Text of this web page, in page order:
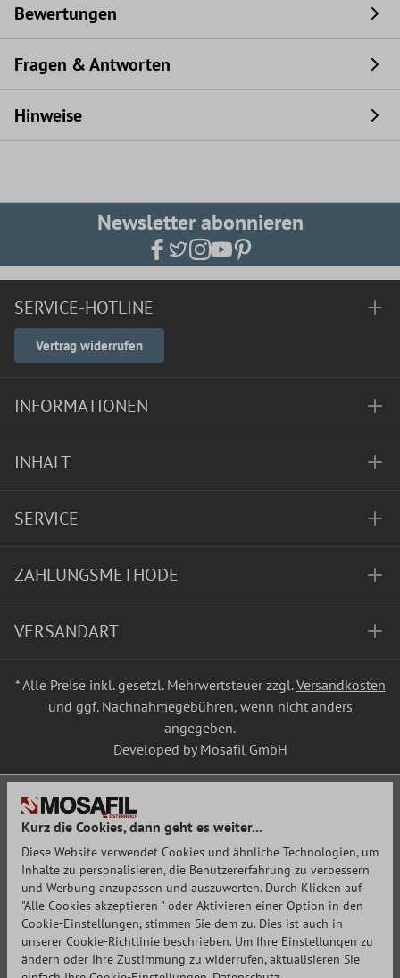
Bewertungen
Fragen & Antworten
Hinweise
Newsletter abonnieren
SERVICE-HOTLINE
Vertrag widerrufen
INFORMATIONEN
INHALT
SERVICE
ZAHLUNGSMETHODE
VERSANDART
* Alle Preise inkl. gesetzl. Mehrwertsteuer zzgl.Versandkosten
und ggf. Nachnahmegebühren, wenn nicht anders
angegeben.
Developed by Mosafil GmbH
Kurz die Cookies, dann geht es weiter...
Diese Website verwendet Cookies und ähnliche Technologien, um
Inhalte zu personalisieren, die Benutzererfahrung zu verbessern
und Werbung anzupassen und auszuwerten. Durch Klicken auf
"Alle Cookies akzeptieren " oder Aktivieren einer Option in den
Cookie-Einstellungen, stimmen Sie dem zu. Dies ist auch in
unserer Cookie-Richtlinie beschrieben. Um Ihre Einstellungen zu
ändern oder Ihre Zustimmung zu widerrufen, aktualisieren Sie